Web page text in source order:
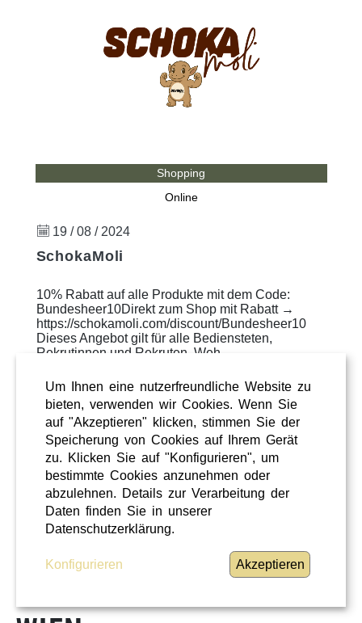
Shopping
Online
19 / 08 / 2024
SchokaMoli
10% Rabatt auf alle Produkte mit dem Code:
Bundesheer10Direkt zum Shop mit Rabatt →
https://schokamoli.com/discount/Bundesheer10
Dieses Angebot gilt für alle Bediensteten,
Rekrutinnen und Rekruten, Weh ...
WEITERLESEN
ÜBERREGIONAL
FEHLER
Um Ihnen eine nutzerfreundliche Website zu
bieten, verwenden wir Cookies. Wenn Sie
auf "Akzeptieren" klicken, stimmen Sie der
Speicherung von Cookies auf Ihrem Gerät
zu. Klicken Sie auf "Konfigurieren", um
bestimmte Cookies anzunehmen oder
abzulehnen. Details zur Verarbeitung der
Daten finden Sie in unserer
Datenschutzerklärung.
Konfigurieren Akzeptieren